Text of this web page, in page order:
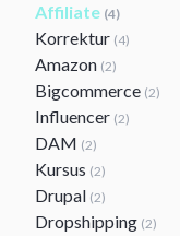
Affiliate (4)
Korrektur (4)
Amazon (2)
Bigcommerce (2)
Influencer (2)
DAM (2)
Kursus (2)
Drupal (2)
Dropshipping (2)